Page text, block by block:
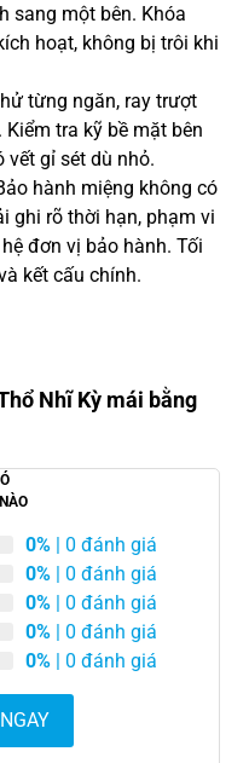
sang một bên. Khóa
hoạt, không bị trôi khi
từng ngăn, ray trượt
tra kỹ bề mặt bên
vết gỉ sét dù nhỏ.
hành miệng không có
ghi rõ thời hạn, phạm vi
đơn vị bảo hành. Tối
kết cấu chính.
Nhĩ Kỳ mái bằng
0% | 0 đánh giá
0% | 0 đánh giá
0% | 0 đánh giá
0% | 0 đánh giá
0% | 0 đánh giá